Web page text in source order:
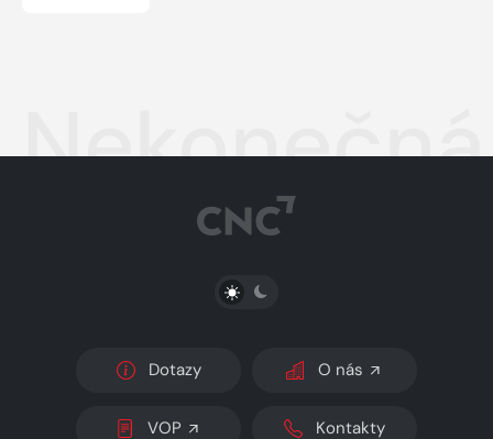
PŘEPNOUT SVĚTLÝ/TMAVÝ REŽIM
Dotazy O nás
VOP Kontakty